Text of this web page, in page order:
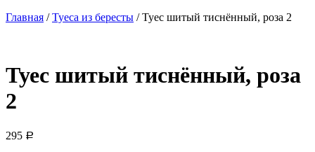
Главная /Туеса из бересты / Туес шитый тиснённый, роза 2
Туес шитый тиснённый, роза
2
295 Р